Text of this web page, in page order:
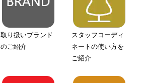
取り扱いブランド
のご紹介
スタッフコーディ
ネートの使い方を
ご紹介